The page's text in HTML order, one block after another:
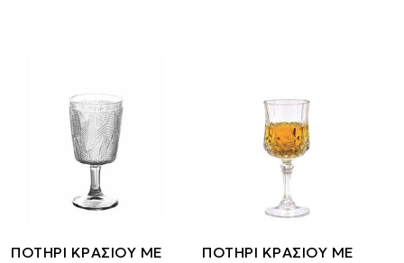
ΠΟΤΗΡΙ ΚΡΑΣΙΟΥ ΜΕ
ΠΟΤΗΡΙ ΚΡΑΣΙΟΥ ΜΕ